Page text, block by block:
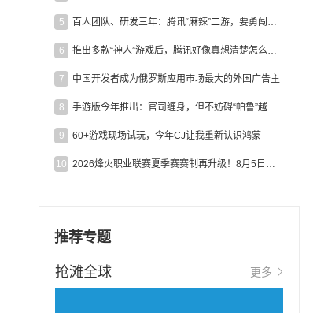
5 百人团队、研发三年：腾讯“麻辣”二游，要勇闯男性恋爱市场
6 推出多款“神人”游戏后，腾讯好像真想清楚怎么做二次元了
7 中国开发者成为俄罗斯应用市场最大的外国广告主
8 手游版今年推出：官司缠身，但不妨碍“帕鲁”越来越火
9 60+游戏现场试玩，今年CJ让我重新认识鸿蒙
10 2026烽火职业联赛夏季赛赛制再升级！8月5日起24支战队集结开战！
推荐专题
抢滩全球 更多